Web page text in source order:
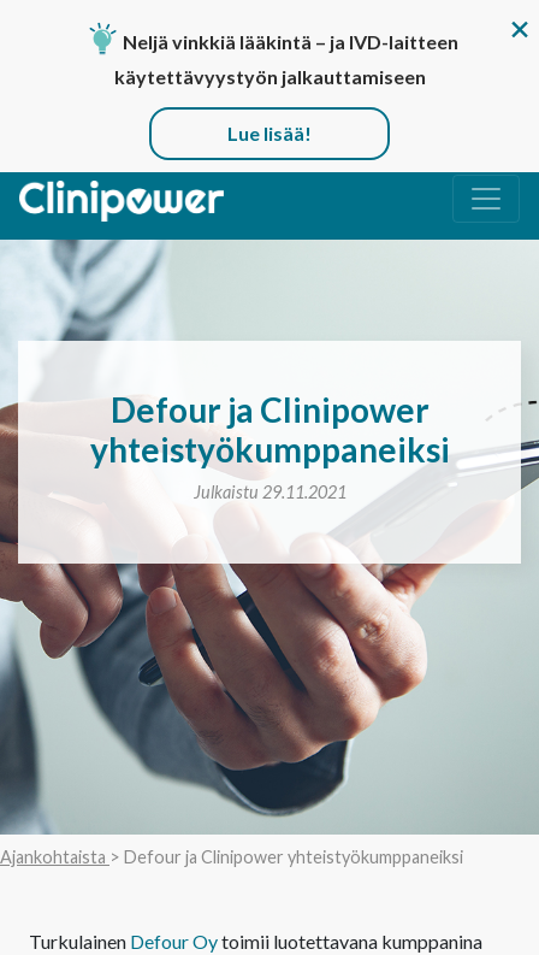
Päävalikko
Defour ja Clinipower
yhteistyökumppaneiksi
Julkaistu 29.11.2021
Ajankohtaista > Defour ja Clinipower yhteistyökumppaneiksi
Turkulainen Defour Oytoimii luotettavana kumppanina
Neljä vinkkiä lääkintä – ja IVD-laitteen
käytettävyystyön jalkauttamiseen
Lue lisää!